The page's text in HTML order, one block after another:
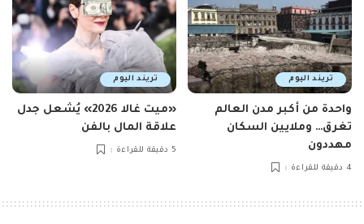
تريند اليوم
واحدة من أكبر مدن العالم
تغرق… وملايين السكان
مهددون
4 دقيقة للقراءة
تريند اليوم
«ميت غالا 2026» يُشعل جدل
علاقة المال بالفن
5 دقيقة للقراءة